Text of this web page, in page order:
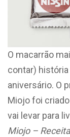
O macarrão
contar)
aniversário. O
Miojo foi
vai levar para
Miojo –